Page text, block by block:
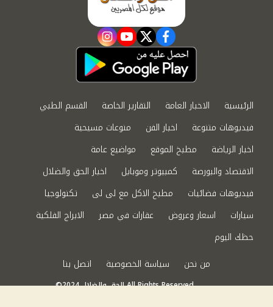
facebook
twitter
youtube
instagram
الرئيسية الاخبار العامة التقارير الخاصة
القسم الطبي
فيديوهات متنوعة
اخبار الفن
منوعات مسيحية
اخبار الرياضة
مطبخ الموقع
مواضيع عامة
الاقتصاد والبورصة
كمبيوتر وموبايل
اخبار الحق والضلال
فيديوهات فضائيات
مطبخ الاكل مع لى لى
تكنولوجيا
سيارات
اسعار وعروض عقارات في مصر
الابراج الفلكية
حظك اليوم
من نحن
سياسة الخصوصية اتصل بنا
©2024 الحق والضلال All Rights Reserved.